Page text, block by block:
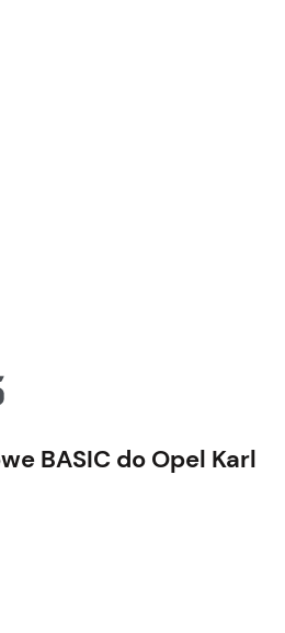
BASIC do Opel Karl